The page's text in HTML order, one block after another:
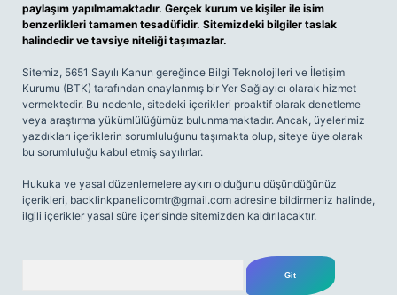
paylaşım yapılmamaktadır. Gerçek kurum ve kişiler ile isim
benzerlikleri tamamen tesadüfidir. Sitemizdeki bilgiler taslak
halindedir ve tavsiye niteliği taşımazlar.
Sitemiz, 5651 Sayılı Kanun gereğince Bilgi Teknolojileri ve İletişim
Kurumu (BTK) tarafından onaylanmış bir Yer Sağlayıcı olarak hizmet
vermektedir. Bu nedenle, sitedeki içerikleri proaktif olarak denetleme
veya araştırma yükümlülüğümüz bulunmamaktadır. Ancak, üyelerimiz
yazdıkları içeriklerin sorumluluğunu taşımakta olup, siteye üye olarak
bu sorumluluğu kabul etmiş sayılırlar.
Hukuka ve yasal düzenlemelere aykırı olduğunu düşündüğünüz
içerikleri, backlinkpanelicomtr@gmail.com adresine bildirmeniz halinde,
ilgili içerikler yasal süre içerisinde sitemizden kaldırılacaktır.